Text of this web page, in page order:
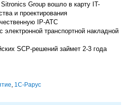
Group вошло в карту IT-
и проектирования
IP-АТС
электронной транспортной накладной
SCP-решений займет 2-3 года
, 1С-Рарус